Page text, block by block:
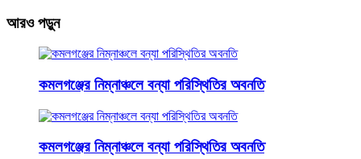
আরও পড়ুন
কমলগঞ্জের নিম্নাঞ্চলে বন্যা পরিস্থিতির অবনতি
কমলগঞ্জের নিম্নাঞ্চলে বন্যা পরিস্থিতির অবনতি